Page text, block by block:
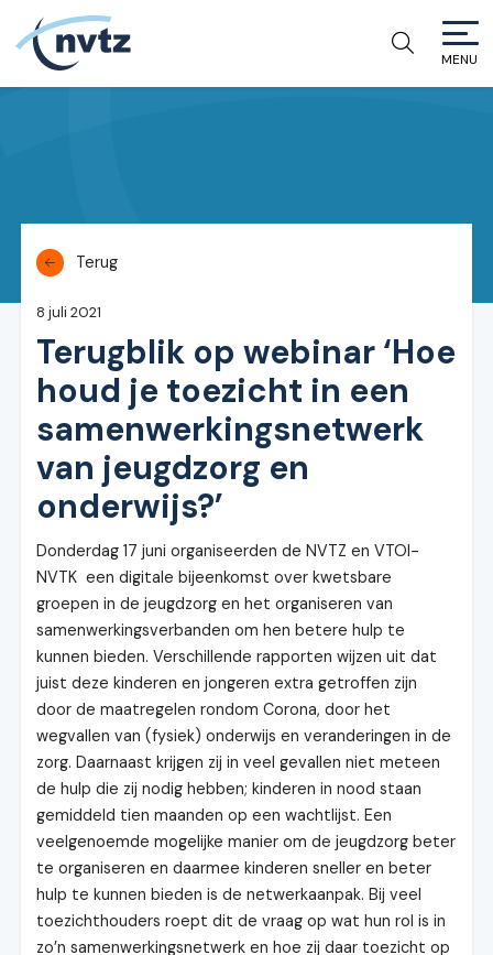
NVTZ
MENU
Terug
8 juli 2021
Terugblik op webinar ‘Hoe
houd je toezicht in een
samenwerkingsnetwerk
van jeugdzorg en
onderwijs?’
Donderdag 17 juni organiseerden de NVTZ en VTOI-
NVTK een digitale bijeenkomst over kwetsbare
groepen in de jeugdzorg en het organiseren van
samenwerkingsverbanden om hen betere hulp te
kunnen bieden. Verschillende rapporten wijzen uit dat
juist deze kinderen en jongeren extra getroffen zijn
door de maatregelen rondom Corona, door het
wegvallen van (fysiek) onderwijs en veranderingen in de
zorg. Daarnaast krijgen zij in veel gevallen niet meteen
de hulp die zij nodig hebben; kinderen in nood staan
gemiddeld tien maanden op een wachtlijst. Een
veelgenoemde mogelijke manier om de jeugdzorg beter
te organiseren en daarmee kinderen sneller en beter
hulp te kunnen bieden is de netwerkaanpak. Bij veel
toezichthouders roept dit de vraag op wat hun rol is in
zo’n samenwerkingsnetwerk en hoe zij daar toezicht op